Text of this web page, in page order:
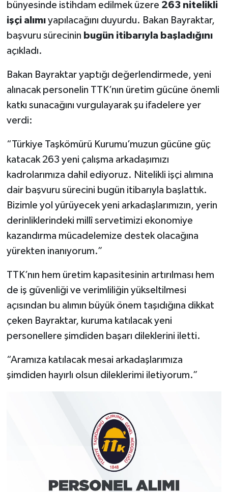
bünyesinde istihdam edilmek üzere 263 nitelikli
işçi alımıyapılacağını duyurdu. Bakan Bayraktar,
başvuru sürecinin bugün itibarıyla başladığını
açıkladı.
Bakan Bayraktar yaptığı değerlendirmede, yeni
alınacak personelin TTK’nın üretim gücüne önemli
katkı sunacağını vurgulayarak şu ifadelere yer
verdi:
“Türkiye Taşkömürü Kurumu’muzun gücüne güç
katacak 263 yeni çalışma arkadaşımızı
kadrolarımıza dahil ediyoruz. Nitelikli işçi alımına
dair başvuru sürecini bugün itibarıyla başlattık.
Bizimle yol yürüyecek yeni arkadaşlarımızın, yerin
derinliklerindeki millî servetimizi ekonomiye
kazandırma mücadelemize destek olacağına
yürekten inanıyorum.”
TTK’nın hem üretim kapasitesinin artırılması hem
de iş güvenliği ve verimliliğin yükseltilmesi
açısından bu alımın büyük önem taşıdığına dikkat
çeken Bayraktar, kuruma katılacak yeni
personellere şimdiden başarı dileklerini iletti.
“Aramıza katılacak mesai arkadaşlarımıza
şimdiden hayırlı olsun dileklerimi iletiyorum.”